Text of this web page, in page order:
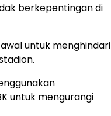
berkepentingan di
untuk menghindari
untuk mengurangi